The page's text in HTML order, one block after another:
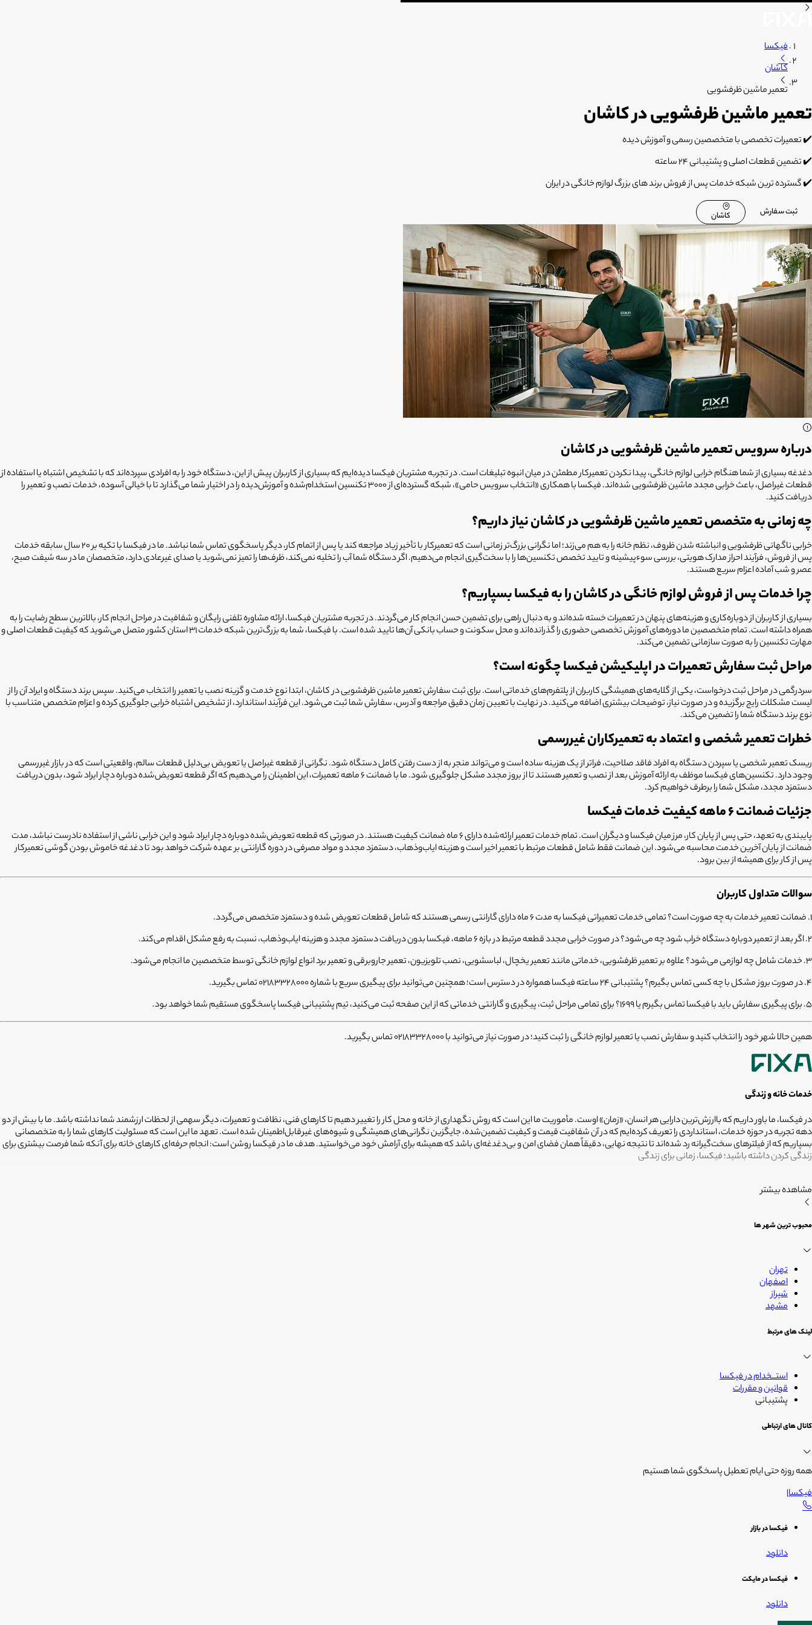
فیکسا
کاشان
تعمیر ماشین ظرفشویی
تعمیر ماشین ظرفشویی در کاشان
✔️ تعمیرات تخصصی با متخصصین رسمی و آموزش دیده
✔️ تضمین قطعات اصلی و پشتیبانی 24 ساعته
✔️ گسترده ترین شبکه خدمات پس از فروش برند های بزرگ لوازم خانگی در ایران
ثبت سفارش کاشان
درباره سرویس تعمیر ماشین ظرفشویی در کاشان
دغدغه بسیاری از شما هنگام خرابی لوازم خانگی، پیدا نکردن تعمیرکار مطمئن در میان انبوه تبلیغات است. در تجربه مشتریان فیکسا دیده‌ایم که بسیاری از کاربران پیش از این، دستگاه خود را به افرادی سپرده‌اند که با تشخیص اشتباه یا استفاده از
قطعات غیراصل، باعث خرابی مجدد ماشین ظرفشویی شده‌اند. فیکسا با همکاری «انتخاب سرویس حامی»، شبکه گسترده‌ای از ۳۰۰۰ تکنسین استخدام‌شده و آموزش‌دیده را در اختیار شما می‌گذارد تا با خیالی آسوده، خدمات نصب و تعمیر را
دریافت کنید.
چه زمانی به متخصص تعمیر ماشین ظرفشویی در کاشان نیاز داریم؟
خرابی ناگهانی ظرفشویی و انباشته شدن ظروف، نظم خانه را به هم می‌زند؛ اما نگرانی بزرگ‌تر زمانی است که تعمیرکار با تأخیر زیاد مراجعه کند یا پس از اتمام کار، دیگر پاسخگوی تماس شما نباشد. ما در فیکسا با تکیه بر ۲۰ سال سابقه خدمات
پس از فروش، فرآیند احراز مدارک هویتی، بررسی سوءپیشینه و تایید تخصص تکنسین‌ها را با سخت‌گیری انجام می‌دهیم. اگر دستگاه شما آب را تخلیه نمی‌کند، ظرف‌ها را تمیز نمی‌شوید یا صدای غیرعادی دارد، متخصصان ما در سه شیفت صبح،
عصر و شب آماده اعزام سریع هستند.
چرا خدمات پس از فروش لوازم خانگی در کاشانرا به فیکسا بسپاریم؟
بسیاری از کاربران از دوباره‌کاری و هزینه‌های پنهان در تعمیرات خسته شده‌اند و به دنبال راهی برای تضمین حسن انجام کار می‌گردند. در تجربه مشتریان فیکسا، ارائه مشاوره تلفنی رایگان و شفافیت در مراحل انجام کار، بالاترین سطح رضایت را به
همراه داشته است. تمام متخصصین ما دوره‌های آموزش تخصصی حضوری را گذرانده‌اند و محل سکونت و حساب بانکی آن‌ها تایید شده است. با فیکسا، شما به بزرگ‌ترین شبکه خدمات ۳۱ استان کشور متصل می‌شوید که کیفیت قطعات اصلی و
مهارت تکنسین را به صورت سازمانی تضمین می‌کند.
مراحل ثبت سفارش تعمیرات در اپلیکیشن فیکسا چگونه است؟
سردرگمی در مراحل ثبت درخواست، یکی از گلایه‌های همیشگی کاربران از پلتفرم‌های خدماتی است. برای ثبت سفارش تعمیر ماشین ظرفشویی درکاشان، ابتدا نوع خدمت و گزینه نصب یا تعمیر را انتخاب می‌کنید. سپس برند دستگاه و ایراد آن را از
لیست مشکلات رایج برگزیده و در صورت نیاز، توضیحات بیشتری اضافه می‌کنید. در نهایت با تعیین زمان دقیق مراجعه و آدرس، سفارش شما ثبت می‌شود. این فرآیند استاندارد، از تشخیص اشتباه خرابی جلوگیری کرده و اعزام متخصص متناسب با
نوع برند دستگاه شما را تضمین می‌کند.
خطرات تعمیر شخصی و اعتماد به تعمیرکاران غیررسمی
ریسک تعمیر شخصی یا سپردن دستگاه به افراد فاقد صلاحیت، فراتر از یک هزینه ساده است و می‌تواند منجر به از دست رفتن کامل دستگاه شود. نگرانی از قطعه غیراصل یا تعویض بی‌دلیل قطعات سالم، واقعیتی است که در بازار غیررسمی
وجود دارد. تکنسین‌های فیکسا موظف به ارائه آموزش بعد از نصب و تعمیر هستند تا از بروز مجدد مشکل جلوگیری شود. ما با ضمانت ۶ ماهه تعمیرات، این اطمینان را می‌دهیم که اگر قطعه تعویض‌شده دوباره دچار ایراد شود، بدون دریافت
دستمزد مجدد، مشکل شما را برطرف خواهیم کرد.
جزئیات ضمانت ۶ ماهه کیفیت خدمات فیکسا
پایبندی به تعهد، حتی پس از پایان کار، مرز میان فیکسا و دیگران است. تمام خدمات تعمیر ارائه‌شده دارای ۶ ماه ضمانت کیفیت هستند. در صورتی که قطعه تعویض‌شده دوباره دچار ایراد شود و این خرابی ناشی از استفاده نادرست نباشد، مدت
ضمانت از پایان آخرین خدمت محاسبه می‌شود. این ضمانت فقط شامل قطعات مرتبط با تعمیر اخیر است و هزینه ایاب‌وذهاب، دستمزد مجدد و مواد مصرفی در دوره گارانتی بر عهده شرکت خواهد بود تا دغدغه خاموش بودن گوشی تعمیرکار
پس از کار برای همیشه از بین برود.
سوالات متداول کاربران
۱. ضمانت تعمیر خدمات به چه صورت است؟
تمامی خدمات تعمیراتی فیکسا به مدت ۶ ماه دارای گارانتی رسمی هستند که شامل قطعات تعویض شده و دستمزد متخصص می‌گردد.
۲. اگر بعد از تعمیر دوباره دستگاه خراب شود چه می‌شود؟
در صورت خرابی مجدد قطعه مرتبط در بازه ۶ ماهه، فیکسا بدون دریافت دستمزد مجدد و هزینه ایاب‌وذهاب، نسبت به رفع مشکل اقدام می‌کند.
۳. خدمات شامل چه لوازمی می‌شود؟
علاوه بر تعمیر ظرفشویی، خدماتی مانند تعمیر یخچال، لباسشویی، نصب تلویزیون، تعمیر جاروبرقی و تعمیر برد انواع لوازم خانگی توسط متخصصین ما انجام می‌شود.
۴. در صورت بروز مشکل با چه کسی تماس بگیرم؟
پشتیبانی ۲۴ ساعته فیکسا همواره در دسترس است؛ همچنین می‌توانید برای پیگیری سریع با شماره ۰۲۱۸۳۳۲۸۰۰۰ تماس بگیرید.
۵. برای پیگیری سفارش باید با فیکسا تماس بگیرم یا ۱۶۹۹؟
برای تمامی مراحل ثبت، پیگیری و گارانتی خدماتی که از این صفحه ثبت می‌کنید، تیم پشتیبانی فیکسا پاسخگوی مستقیم شما خواهد بود.
همین حالا شهر خود را انتخاب کنید و سفارش نصب یا تعمیر لوازم خانگی را ثبت کنید؛ در صورت نیاز می‌توانید با 02183328000 تماس بگیرید.
خدمات خانه و زندگی
در فیکسا، ما باور داریم که باارزش‌ترین دارایی هر انسان، «زمان» اوست. مأموریت ما این است که روش نگهداری از خانه و محل کار را تغییر دهیم تا کارهای فنی، نظافت و تعمیرات، دیگر سهمی از لحظات ارزشمند شما نداشته باشد. ما با بیش از دو
دهه تجربه در حوزه خدمات، استانداردی را تعریف کرده‌ایم که در آن شفافیت قیمت و کیفیت تضمین‌شده، جایگزین نگرانی‌های همیشگی و شیوه‌های غیرقابل‌اطمینان شده است. تعهد ما این است که مسئولیت کارهای شما را به متخصصانی
بسپاریم که از فیلترهای سخت‌گیرانه رد شده‌اند تا نتیجه نهایی، دقیقاً همان فضای امن و بی‌دغدغه‌ای باشد که همیشه برای آرامش خود می‌خواستید. هدف ما در فیکسا روشن است: انجام حرفه‌ای کارهای خانه برای آنکه شما فرصت بیشتری برای
زندگی کردن داشته باشید؛ فیکسا، زمانی برای زندگی
مشاهده بیشتر
محبوب ترین شهر ها
تهران
اصفهان
شیراز
مشهد
لینک های مرتبط
استــخدام در فیکسا
قوانین و مقررات
پشتیبانی
کانال های ارتباطی
همه روزه حتی ایام تعطیل پاسخگوی شما هستیم
فیکسا|
فیکسا در بازار
دانلود
فیکسا در مایکت
دانلود